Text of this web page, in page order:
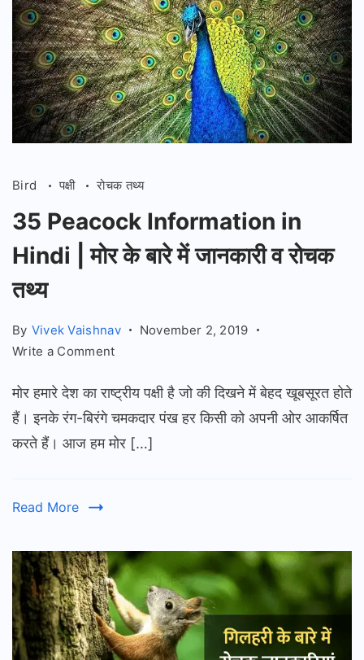
Bird पक्षी रोचक तथ्य
35 Peacock Information in
Hindi | मोर के बारे में जानकारी व रोचक
तथ्य
By Vivek Vaishnav
November 2, 2019
Write a Commenton
Peacock
Information
in
Hindi
में
जानकारी
व
रोचक
तथ्य
मोर हमारे देश का राष्ट्रीय पक्षी है जो की दिखने में बेहद खूबसूरत होते
हैं। इनके रंग-बिरंगे चमकदार पंख हर किसी को अपनी ओर आकर्षित
करते हैं। आज हम मोर […]
Read More